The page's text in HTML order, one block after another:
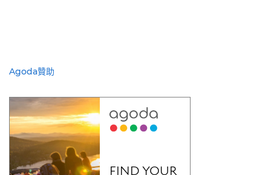
Agoda贊助